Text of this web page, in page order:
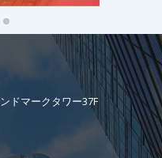
ドマークタワー37F